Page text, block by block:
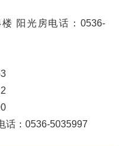
阳光房电话：0536-
话：0536-5035997